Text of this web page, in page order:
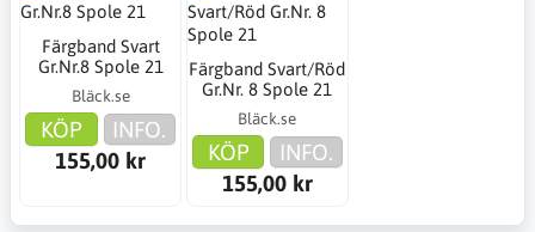
Färgband Svart
Gr.Nr.8 Spole 21
Bläck.se
KÖP
INFO.
155,00 kr
Färgband Svart/Röd
Gr.Nr. 8 Spole 21
Bläck.se
KÖP
INFO.
155,00 kr